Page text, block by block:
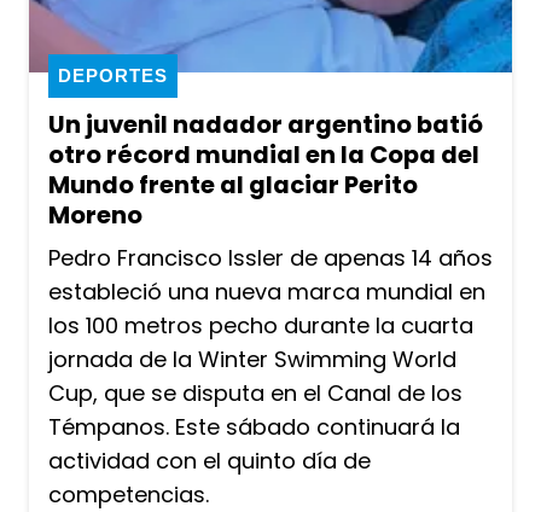
Un juvenil nadador argentino batió
otro récord mundial en la Copa del
Mundo frente al glaciar Perito
Moreno
DEPORTES
Pedro Francisco Issler de apenas 14 años
estableció una nueva marca mundial en
los 100 metros pecho durante la cuarta
jornada de la Winter Swimming World
Cup, que se disputa en el Canal de los
Témpanos. Este sábado continuará la
actividad con el quinto día de
competencias.